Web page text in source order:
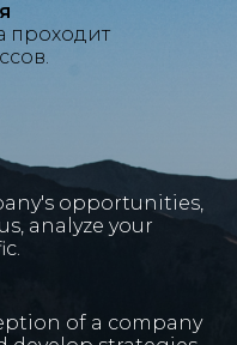
проходит
opportunities,
analyze your
of a company